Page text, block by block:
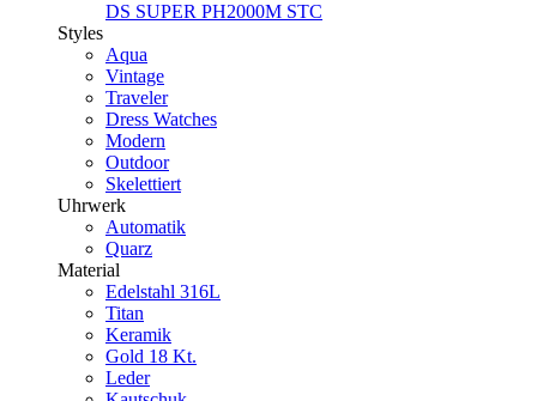
DS SUPER PH2000M STC
Styles
Aqua
Vintage
Traveler
Dress Watches
Modern
Outdoor
Skelettiert
Uhrwerk
Automatik
Quarz
Material
Edelstahl 316L
Titan
Keramik
Gold 18 Kt.
Leder